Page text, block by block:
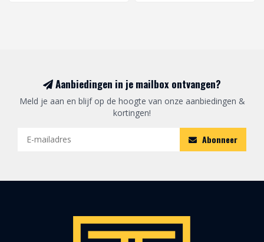
Aanbiedingen in je mailbox ontvangen?
Meld je aan en blijf op de hoogte van onze aanbiedingen &
kortingen!
Abonneer